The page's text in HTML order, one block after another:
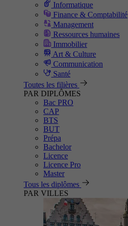
Informatique
Finance & Comptabilité
Management
Ressources humaines
Immobilier
Art & Culture
Communication
Santé
Toutes les filières
PAR DIPLÔMES
Bac PRO
CAP
BTS
BUT
Prépa
Bachelor
Licence
Licence Pro
Master
Tous les diplômes
PAR VILLES